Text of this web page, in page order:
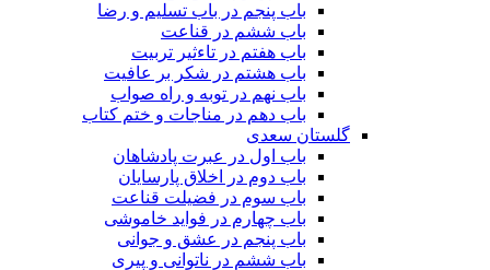
باب پنجم در باب تسلیم و رضا
باب ششم در قناعت
باب هفتم در تاءثیر تربیت
باب هشتم در شکر بر عافیت
باب نهم در توبه و راه صواب
باب دهم در مناجات و ختم کتاب
گلستان سعدی
باب اول در عبرت پادشاهان
باب دوم در اخلاق پارسایان
باب سوم در فضیلت قناعت
باب چهارم در فواید خاموشى
باب پنجم در عشق و جوانى
باب ششم در ناتوانى و پیرى